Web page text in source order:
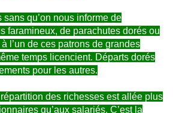
qu’on nous informe de
faramineux, de parachutes dorés ou
l’un de ces patrons de grandes
temps licencient. Départs dorés
pour les autres.
des richesses est allée plus
qu’aux salariés. C’est la